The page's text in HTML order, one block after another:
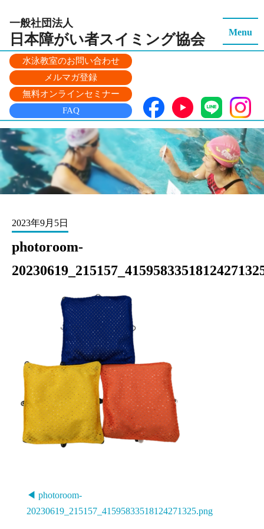
一般社団法人
日本障がい者スイミング協会
水泳教室のお問い合わせ
メルマガ登録
無料オンラインセミナー
FAQ
Menu
2023年9月5日
photoroom-
◀ photoroom-
20230619_215157_41595833518124271325.png